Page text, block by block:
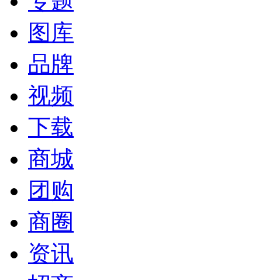
图库
品牌
视频
下载
商城
团购
商圈
资讯